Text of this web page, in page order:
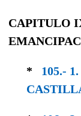
CAPITULO
* 105.-